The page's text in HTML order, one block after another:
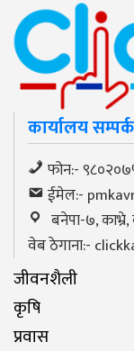
कार्यालय सम्पर्क
फोन:-
ईमेल:-
बनेपा-७,
वेब ठेगाना:-
जीवनशैली
कृषि
प्रवास